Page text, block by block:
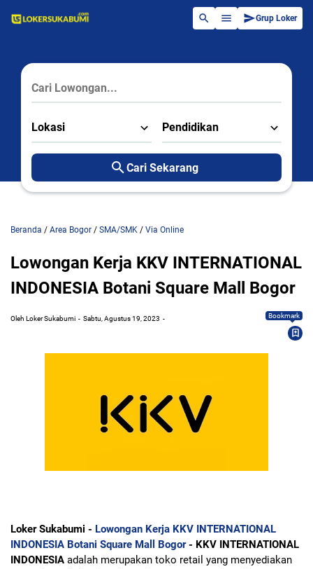
Grup Loker
Lokasi Pendidikan
Cari Sekarang
Beranda / Area Bogor / SMA/SMK / Via Online
Lowongan Kerja KKV INTERNATIONAL
INDONESIA Botani Square Mall Bogor
Oleh Loker Sukabumi Sabtu, Agustus 19, 2023 Bookmark
Loker Sukabumi - Lowongan Kerja KKV INTERNATIONAL
INDONESIA Botani Square Mall Bogor- KKV INTERNATIONAL
INDONESIA adalah merupakan toko retail yang menyediakan